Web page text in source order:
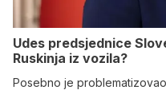
Udes predsjednice
Ruskinja iz vozila?
Posebno je